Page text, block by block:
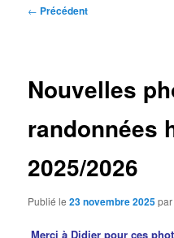
Navigation
← Précédent
Nouvelles
randonnées
2025/2026
Publié le23 novembre 2025
Merci à Didier pour ces